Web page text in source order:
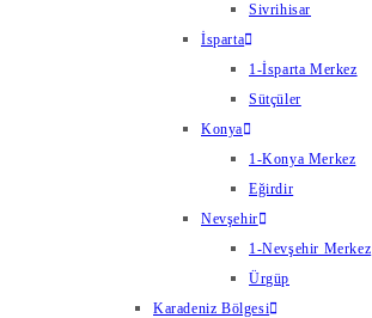
Sivrihisar
İsparta
1-İsparta Merkez
Sütçüler
Konya
1-Konya Merkez
Eğirdir
Nevşehir
1-Nevşehir Merkez
Ürgüp
Karadeniz Bölgesi